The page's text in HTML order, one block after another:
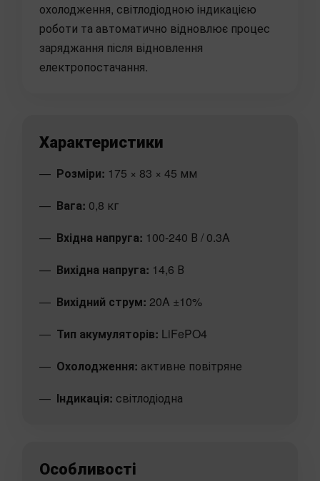
охолодження, світлодіодною індикацією
роботи та автоматично відновлює процес
заряджання після відновлення
електропостачання.
Характеристики
Розміри: 175 × 83 × 45 мм
Вага: 0,8 кг
Вхідна напруга: 100-240 В / 0.3A
Вихідна напруга: 14,6 В
Вихідний струм: 20A ±10%
Тип акумуляторів: LiFePO4
Охолодження: активне повітряне
Індикація: світлодіодна
Особливості